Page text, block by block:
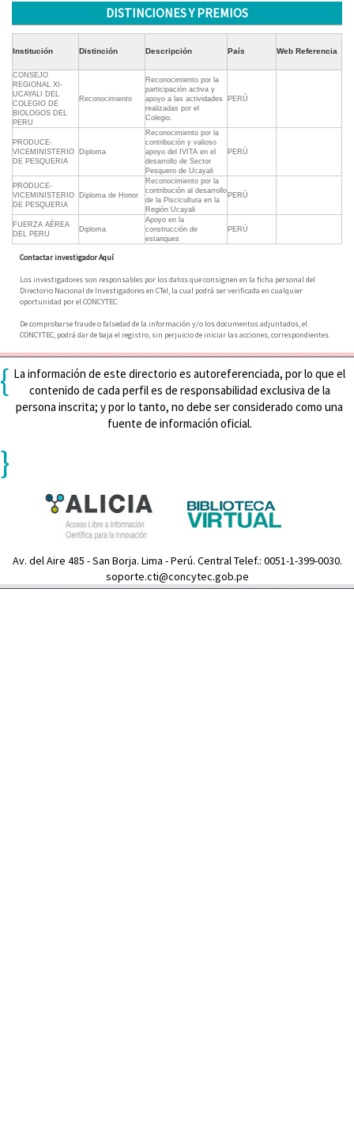
DISTINCIONES Y PREMIOS
Institución Distinción Descripción País Web Referencia
CONSEJO
REGIONAL XI-
UCAYALI DEL
COLEGIO DE
BIOLOGOS DEL
PERU
Reconocimiento
Reconocimiento por la
participación activa y
apoyo a las actividades
realizadas por el
Colegio.
PERÚ
PRODUCE-
VICEMINISTERIO
DE PESQUERIA
Diploma
Reconocimiento por la
contribución y valioso
apoyo del IVITA en el
desarrollo de Sector
Pesquero de Ucayali
PERÚ
PRODUCE-
VICEMINISTERIO
DE PESQUERIA
Diploma de Honor
Reconocimiento por la
contribución al desarrollo
de la Piscicultura en la
Región Ucayali
PERÚ
FUERZA AÉREA
DEL PERU
Diploma
Apoyo en la
construcción de
estanques
PERÚ
Contactar investigador Aquí
Los investigadores son responsables por los datos que consignen en la ficha personal del
Directorio Nacional de Investigadores en CTeI, la cual podrá ser verificada en cualquier
oportunidad por el CONCYTEC.
De comprobarse fraude o falsedad de la información y/o los documentos adjuntados, el
CONCYTEC, podrá dar de baja el registro, sin perjuicio de iniciar las acciones, correspondientes.
{ La información de este directorio es autoreferenciada, por lo que el
contenido de cada perfil es de responsabilidad exclusiva de la
persona inscrita; y por lo tanto, no debe ser considerado como una
fuente de información oficial.
}
Av. del Aire 485 - San Borja. Lima - Perú. Central Telef.: 0051-1-399-0030.
soporte.cti@concytec.gob.pe